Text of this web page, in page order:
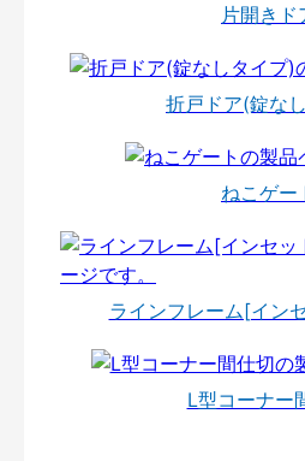
片開きド
折戸ドア(錠な
ねこゲー
ラインフレーム[イン
L型コーナー